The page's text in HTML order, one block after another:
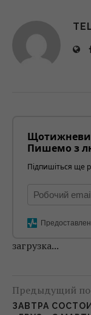
Пишемо з
Підпишіться ще
загрузка...
Предыдущий
ЗАВТРА